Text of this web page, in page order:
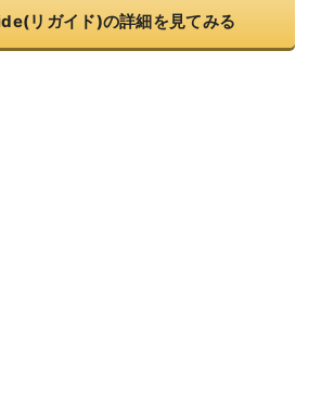
リガイド)の詳細を見てみる